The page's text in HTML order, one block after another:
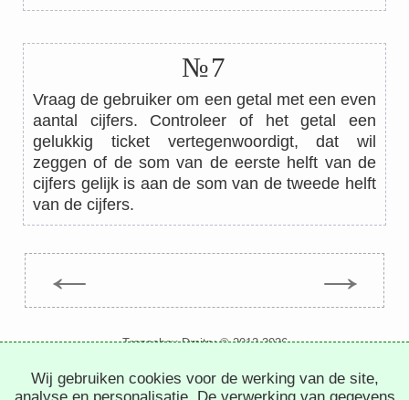
№7
Vraag de gebruiker om een getal met een even
aantal cijfers. Controleer of het getal een
gelukkig ticket vertegenwoordigt, dat wil
zeggen of de som van de eerste helft van de
cijfers gelijk is aan de som van de tweede helft
van de cijfers.
← →
Trepachev Dmitry © 2012-2026
privacybeleid cookies instellen
Wij gebruiken cookies voor de werking van de site,